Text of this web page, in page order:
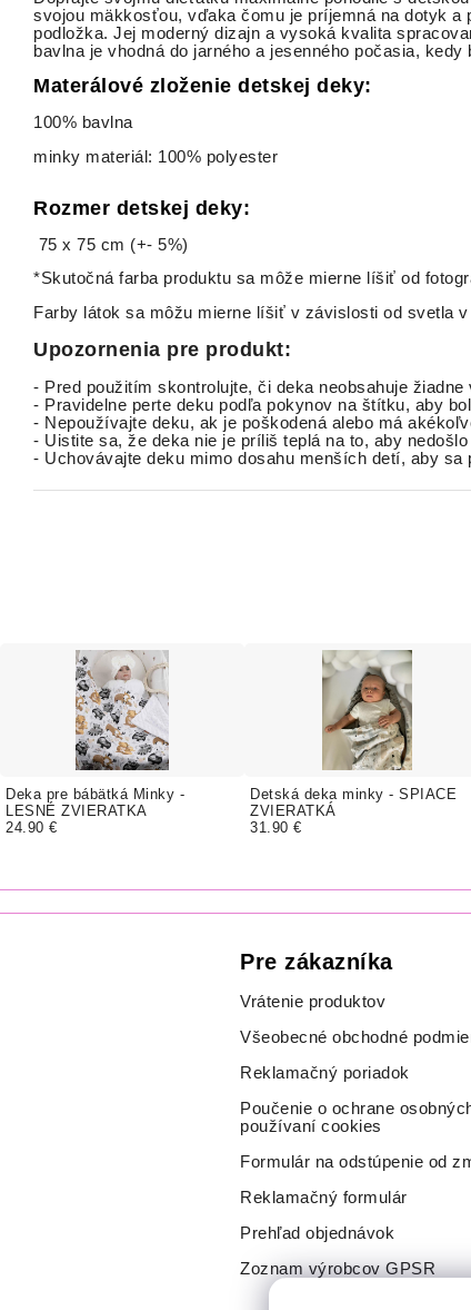
svojou mäkkosťou, vďaka čomu je príjemná na dotyk
podložka. Jej moderný dizajn a vysoká kvalita
bavlna je vhodná do jarného a jesenného počasia,
Materálové zloženie detskej deky:
100% bavlna
minky materiál: 100% polyester
Rozmer detskej deky:
75 x 75 cm (+- 5%)
*Skutočná farba produktu sa môže mierne líšiť od
Farby látok sa môžu mierne líšiť v závislosti od svetla
Upozornenia pre produkt:
- Pred použitím skontrolujte, či deka neobsahuje
- Pravidelne perte deku podľa pokynov na štítku, aby
- Nepoužívajte deku, ak je poškodená alebo má
- Uistite sa, že deka nie je príliš teplá na to, aby
- Uchovávajte deku mimo dosahu menších detí, aby
Deka pre bábätká Minky -
LESNÉ ZVIERATKA
24.90 €
Detská deka minky - SPIACE
ZVIERATKÁ
31.90 €
Pre zákazníka
Vrátenie produktov
Všeobecné obchodné
Reklamačný poriadok
Poučenie o ochrane
používaní cookies
Formulár na odstúpenie od
Reklamačný formulár
Prehľad objednávok
Zoznam výrobcov GPSR